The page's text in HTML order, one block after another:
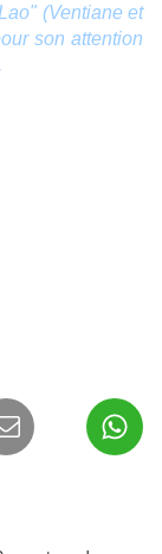
(Ventiane et
son attention